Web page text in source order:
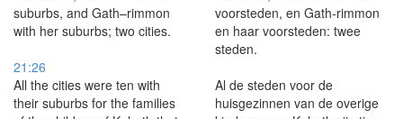
suburbs, and Gath–rimmon
with her suburbs; two cities.
voorsteden, en Gath-rimmon
en haar voorsteden: twee
steden.
21:26
All the cities were ten with
their suburbs for the families
Al de steden voor de
huisgezinnen van de overige